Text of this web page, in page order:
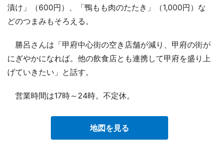
漬け」（600円）、「鴨もも肉のたたき」（1,000円）な
どのつまみもそろえる。
勝呂さんは「甲府中心街の空き店舗が減り、甲府の街が
にぎやかになれば。他の飲食店とも連携して甲府を盛り上
げていきたい」と話す。
営業時間は17時～24時。不定休。
地図を見る